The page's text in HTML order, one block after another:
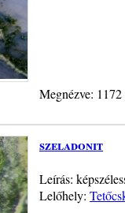
Megnézve:
szeladonit
Leírás:
Lelőhely: